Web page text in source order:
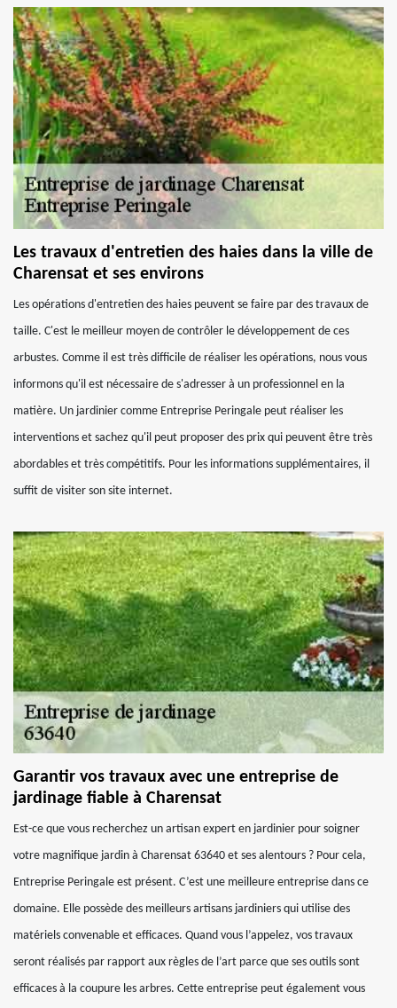
Les travaux d'entretien des haies dans la ville de
Charensat et ses environs
Les opérations d'entretien des haies peuvent se faire par des travaux de
taille. C'est le meilleur moyen de contrôler le développement de ces
arbustes. Comme il est très difficile de réaliser les opérations, nous vous
informons qu'il est nécessaire de s'adresser à un professionnel en la
matière. Un jardinier comme Entreprise Peringale peut réaliser les
interventions et sachez qu'il peut proposer des prix qui peuvent être très
abordables et très compétitifs. Pour les informations supplémentaires, il
suffit de visiter son site internet.
Garantir vos travaux avec une entreprise de
jardinage fiable à Charensat
Est-ce que vous recherchez un artisan expert en jardinier pour soigner
votre magnifique jardin à Charensat 63640 et ses alentours ? Pour cela,
Entreprise Peringale est présent. C’est une meilleure entreprise dans ce
domaine. Elle possède des meilleurs artisans jardiniers qui utilise des
matériels convenable et efficaces. Quand vous l’appelez, vos travaux
seront réalisés par rapport aux règles de l’art parce que ses outils sont
efficaces à la coupure les arbres. Cette entreprise peut également vous